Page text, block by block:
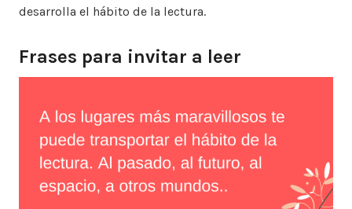
desarrolla el hábito de la lectura.
Frases para invitar a leer